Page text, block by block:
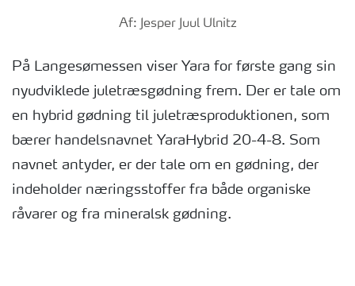
Af: Jesper Juul Ulnitz
På Langesømessen viser Yara for første gang sin
nyudviklede juletræsgødning frem. Der er tale om
en hybrid gødning til juletræsproduktionen, som
bærer handelsnavnet YaraHybrid 20-4-8. Som
navnet antyder, er der tale om en gødning, der
indeholder næringsstoffer fra både organiske
råvarer og fra mineralsk gødning.